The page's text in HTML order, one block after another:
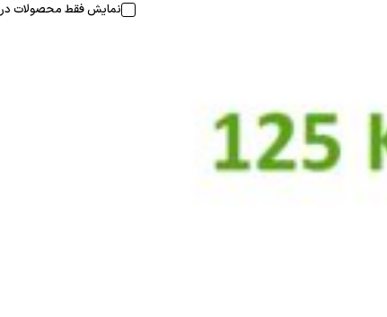
نمایش فقط محصولات در